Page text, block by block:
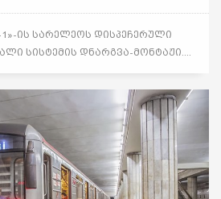
ის სარელეოს დისპეჩერული
სისტემის დნარგვა-მონტაჟი....